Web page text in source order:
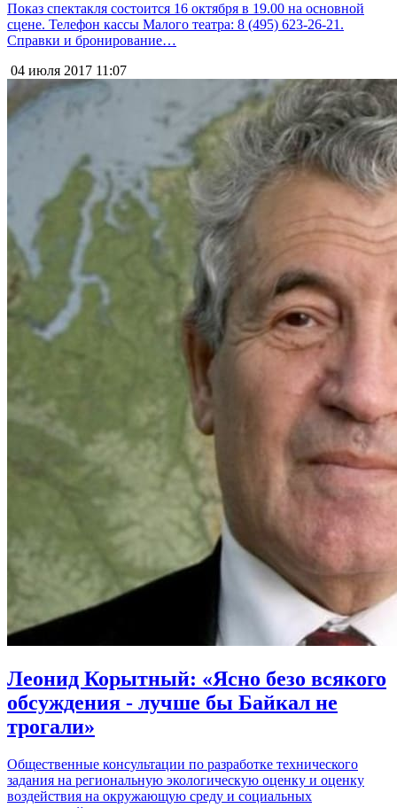
Показ спектакля состоится 16 октября в 19.00 на основной
сцене. Телефон кассы Малого театра: 8 (495) 623-26-21.
Справки и бронирование…
04 июля 2017 11:07
Леонид Корытный: «Ясно безо всякого
обсуждения - лучше бы Байкал не
трогали»
Общественные консультации по разработке технического
задания на региональную экологическую оценку и оценку
воздействия на окружающую среду и социальных